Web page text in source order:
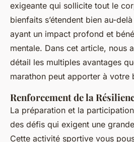
exigeante qui sollicite tout le
bienfaits s’étendent bien au-
ayant un impact profond et
mentale. Dans cet article, nous
détail les multiples avantages
marathon peut apporter à votre
Renforcement de la
La préparation et la
des défis qui exigent une
Cette activité sportive vous